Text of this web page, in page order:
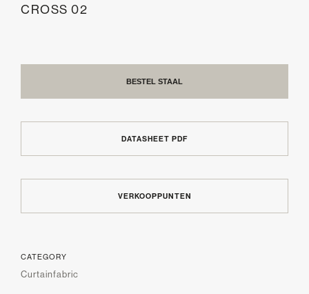
CROSS 02
BESTEL STAAL
DATASHEET PDF
VERKOOPPUNTEN
CATEGORY
Curtainfabric